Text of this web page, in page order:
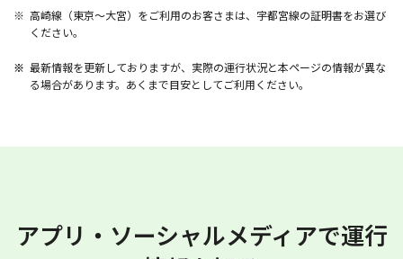
高崎線（東京～大宮）をご利用のお客さまは、宇都宮線の証明書をお選び
ください。
最新情報を更新しておりますが、実際の運行状況と本ページの情報が異な
る場合があります。あくまで目安としてご利用ください。
アプリ・ソーシャルメディアで運行